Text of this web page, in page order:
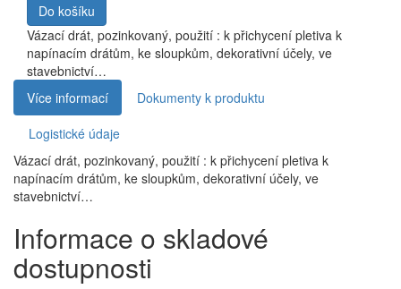
Do košíku
Vázací drát, pozinkovaný, použití : k přichycení pletiva k
napínacím drátům, ke sloupkům, dekorativní účely, ve
stavebnictví…
Více informací
Dokumenty k produktu
Logistické údaje
Vázací drát, pozinkovaný, použití : k přichycení pletiva k
napínacím drátům, ke sloupkům, dekorativní účely, ve
stavebnictví…
Informace o skladové
dostupnosti